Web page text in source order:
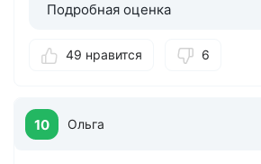
Подробная оценка
49 нравится 6
10 Ольга